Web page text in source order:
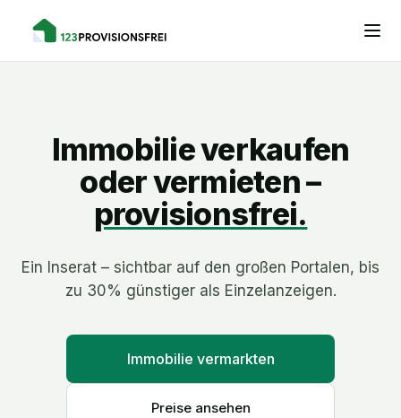
Immobilie verkaufen
oder vermieten –
provisionsfrei.
Ein Inserat – sichtbar auf den großen Portalen, bis
zu 30% günstiger als Einzelanzeigen.
Immobilie vermarkten
Preise ansehen